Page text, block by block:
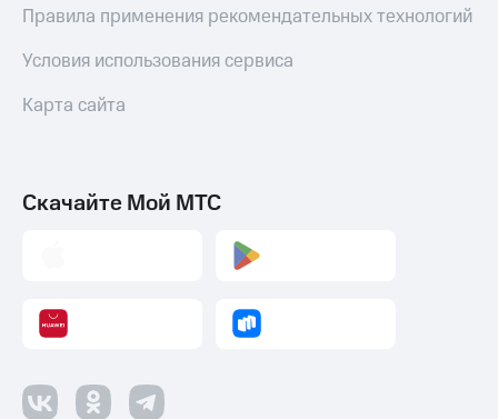
Правила применения рекомендательных технологий
Условия использования сервиса
Карта сайта
Скачайте Мой МТС